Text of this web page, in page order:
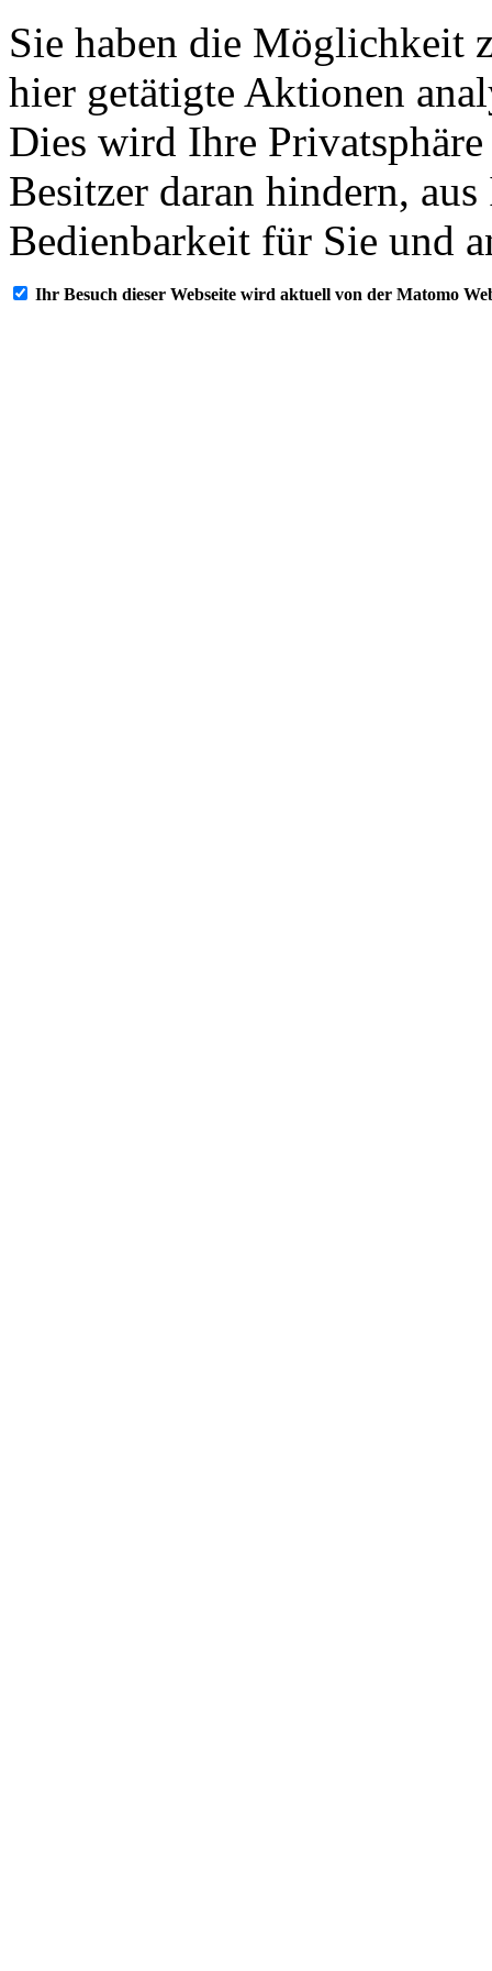
Sie haben die Möglichkeit
hier getätigte Aktionen
Dies wird Ihre
Besitzer daran hindern,
Bedienbarkeit für Sie und
Ihr Besuch dieser Webseite wird aktuell von der Matomo